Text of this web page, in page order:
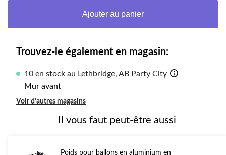
Ajouter au panier
Trouvez-le également en magasin:
10 en stock au Lethbridge, AB Party City
Mur avant
Voir d'autres magasins
Il vous faut peut-être aussi
Poids pour ballons en aluminium en